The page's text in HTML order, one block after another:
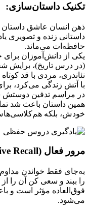
تکنیک داستان‌سازی:
ذهن انسان عاشق
داستانی زنده و تصویری
حافظه‌ات می‌ماند.
یکی از دانش‌آموزان برای
(در درس تاریخ)،
نئاندری، مردی با قد
با آتش زندگی می‌کرد،
در مراسم تدفین
همین داستان باعث شد
خودش، بلکه
مرور فعال (Active Recall)
به‌جای فقط خواندن
را ببند و سعی کن آن را
فوق‌العاده مؤثر است و
می‌شود.